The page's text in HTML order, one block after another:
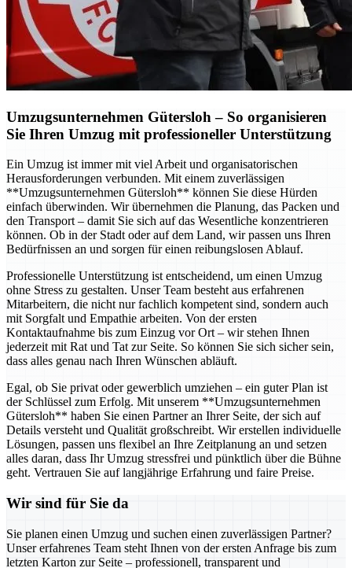
Umzugsunternehmen Gütersloh – So organisieren
Sie Ihren Umzug mit professioneller Unterstützung
Ein Umzug ist immer mit viel Arbeit und organisatorischen
Herausforderungen verbunden. Mit einem zuverlässigen
**Umzugsunternehmen Gütersloh** können Sie diese Hürden
einfach überwinden. Wir übernehmen die Planung, das Packen und
den Transport – damit Sie sich auf das Wesentliche konzentrieren
können. Ob in der Stadt oder auf dem Land, wir passen uns Ihren
Bedürfnissen an und sorgen für einen reibungslosen Ablauf.
Professionelle Unterstützung ist entscheidend, um einen Umzug
ohne Stress zu gestalten. Unser Team besteht aus erfahrenen
Mitarbeitern, die nicht nur fachlich kompetent sind, sondern auch
mit Sorgfalt und Empathie arbeiten. Von der ersten
Kontaktaufnahme bis zum Einzug vor Ort – wir stehen Ihnen
jederzeit mit Rat und Tat zur Seite. So können Sie sich sicher sein,
dass alles genau nach Ihren Wünschen abläuft.
Egal, ob Sie privat oder gewerblich umziehen – ein guter Plan ist
der Schlüssel zum Erfolg. Mit unserem **Umzugsunternehmen
Gütersloh** haben Sie einen Partner an Ihrer Seite, der sich auf
Details versteht und Qualität großschreibt. Wir erstellen individuelle
Lösungen, passen uns flexibel an Ihre Zeitplanung an und setzen
alles daran, dass Ihr Umzug stressfrei und pünktlich über die Bühne
geht. Vertrauen Sie auf langjährige Erfahrung und faire Preise.
Wir sind für Sie da
Sie planen einen Umzug und suchen einen zuverlässigen Partner?
Unser erfahrenes Team steht Ihnen von der ersten Anfrage bis zum
letzten Karton zur Seite – professionell, transparent und